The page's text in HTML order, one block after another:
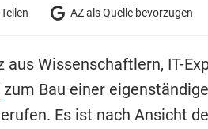
Teilen AZ als Quelle bevorzugen
Wissenschaftlern, IT-
zum Bau einer
Es ist nach Ansicht